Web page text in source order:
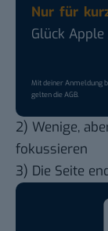
Nur für
Glück
Mit deiner Anmeldung
gelten dieAGB.
2) Wenige,
fokussieren
3) Die Seite